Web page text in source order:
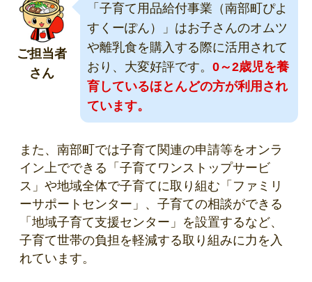
ご担当者
さん
「子育て用品給付事業（南部町ぴよ
すくーぽん）」はお子さんのオムツ
や離乳食を購入する際に活用されて
おり、大変好評です。 0～2歳児を養
育しているほとんどの方が利用され
ています。
また、南部町では子育て関連の申請等をオンラ
イン上でできる「子育てワンストップサービ
ス」や地域全体で子育てに取り組む「ファミリ
ーサポートセンター」、子育ての相談ができる
「地域子育て支援センター」を設置するなど、
子育て世帯の負担を軽減する取り組みに力を入
れています。